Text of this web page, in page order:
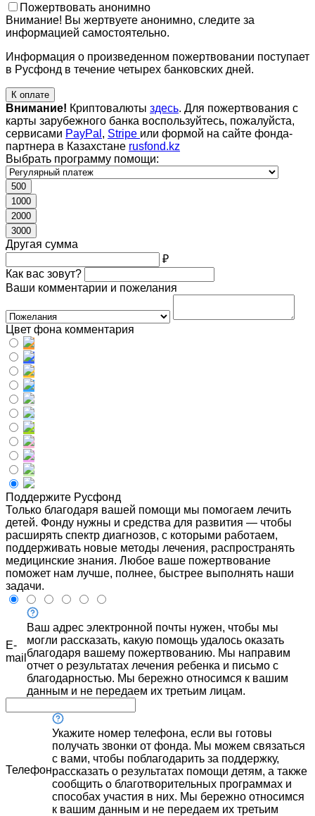
Пожертвовать анонимно
Внимание! Вы жертвуете анонимно, следите за
информацией самостоятельно.
Информация о произведенном пожертвовании поступает
в Русфонд в течение четырех банковских дней.
К оплате
Внимание! Криптовалюты здесь. Для пожертвования с
карты зарубежного банка воспользуйтесь, пожалуйста,
сервисами PayPal , Stripe или формой на сайте фонда-
партнера в Казахстане rusfond.kz
Выбрать программу помощи:
500
1000
2000
3000
Другая сумма
₽
Как вас зовут?
Ваши комментарии и пожелания
Цвет фона комментария
Поддержите Русфонд
Только благодаря вашей помощи мы помогаем лечить
детей. Фонду нужны и средства для развития — чтобы
расширять спектр диагнозов, с которыми работаем,
поддерживать новые методы лечения, распространять
медицинские знания. Любое ваше пожертвование
поможет нам лучше, полнее, быстрее выполнять наши
задачи.
E-
mail
Ваш адрес электронной почты нужен, чтобы мы
могли рассказать, какую помощь удалось оказать
благодаря вашему пожертвованию. Мы направим
отчет о результатах лечения ребенка и письмо с
благодарностью. Мы бережно относимся к вашим
данным и не передаем их третьим лицам.
Телефон
Укажите номер телефона, если вы готовы
получать звонки от фонда. Мы можем связаться
с вами, чтобы поблагодарить за поддержку,
рассказать о результатах помощи детям, а также
сообщить о благотворительных программах и
способах участия в них. Мы бережно относимся
к вашим данным и не передаем их третьим